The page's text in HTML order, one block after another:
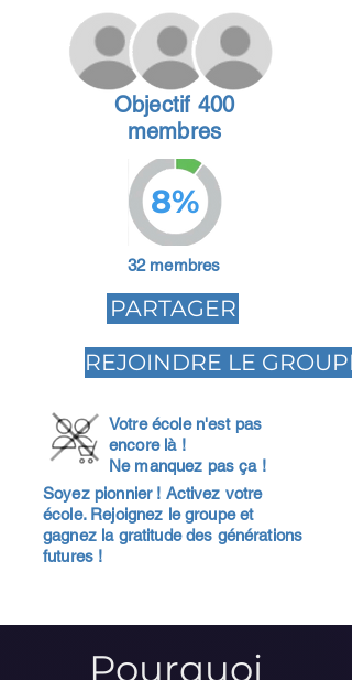
Objectif 400
membres
8%
32 membres
PARTAGER
REJOINDRE LE GROUPE
Votre école n'est pas
encore là !
Ne manquez pas ça !
Soyez pionnier ! Activez votre
école. Rejoignez le groupe et
gagnez la gratitude des générations
futures !
Pourquoi